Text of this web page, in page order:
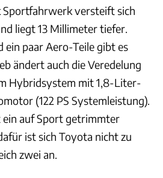
Sportfahrwerk versteift sich
liegt 13 Millimeter tiefer.
ein paar Aero-Teile gibt es
ändert auch die Veredelung
Hybridsystem mit 1,8-Liter-
(122 PS Systemleistung).
auf Sport getrimmter
ist sich Toyota nicht zu
zwei an.